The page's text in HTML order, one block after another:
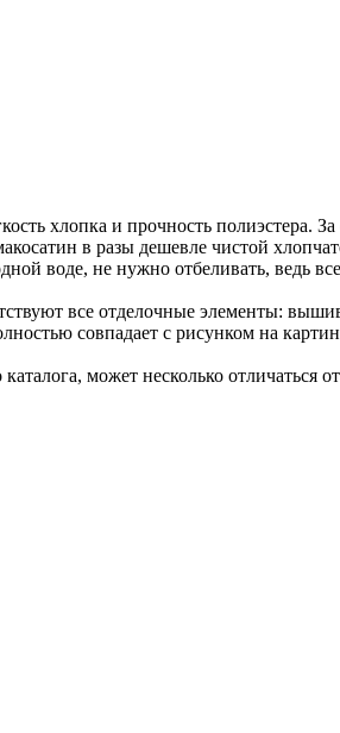
хлопка и прочность полиэстера.
в разы дешевле чистой
воде, не нужно отбеливать, ведь
все отделочные элементы:
совпадает с рисунком на
может несколько отличаться